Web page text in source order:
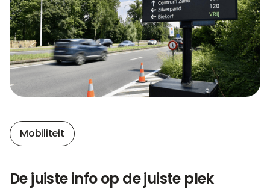
Mobiliteit
De juiste info op de juiste plek